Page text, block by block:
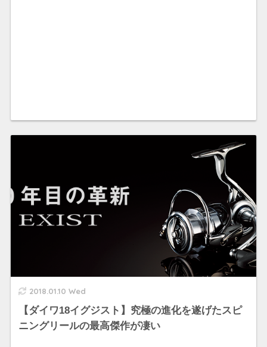
2018.01.10 Wed
【ダイワ18イグジスト】究極の進化を遂げたスピ
ニングリールの最高傑作が凄い